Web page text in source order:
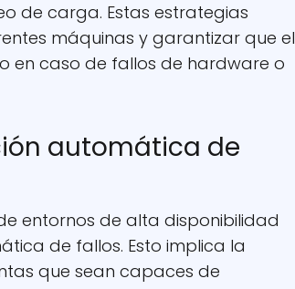
de carga. Estas estrategias
máquinas y garantizar que el
en caso de fallos de hardware o
automática de
entornos de alta disponibilidad
de fallos. Esto implica la
que sean capaces de